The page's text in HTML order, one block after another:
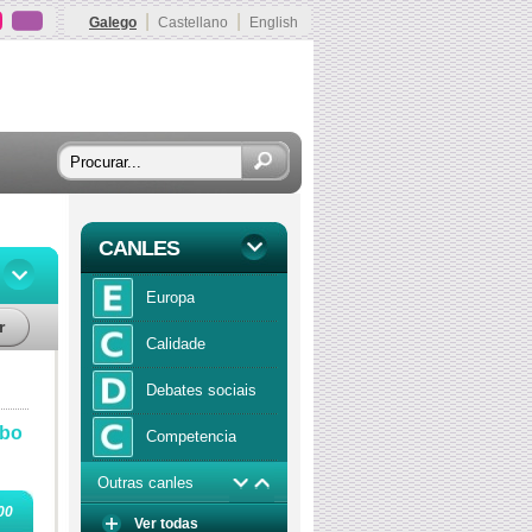
Galego Castellano English
CANLES
Europa
Calidade
Debates sociais
Competencia
Economía
Outras canles
Ver todas